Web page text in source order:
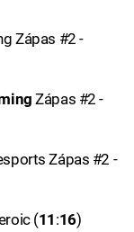
Zápas #2 -
Zápas #2 -
Zápas #2 -
(11 :16)